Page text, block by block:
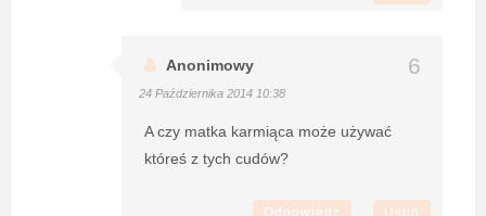
Anonimowy
24 Października 2014 10:38
A czy matka karmiąca może używać
któreś z tych cudów?